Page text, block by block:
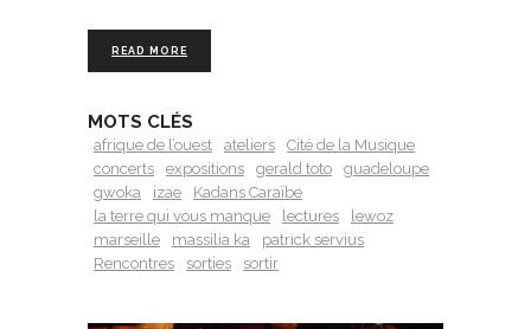
READ MORE
MOTS CLÉS
afrique de l’ouest ateliers
Cité de la Musique
concerts
expositions gerald toto
guadeloupe
gwoka
izae
Kadans Caraïbe
la terre qui vous manque
lectures
lewoz
marseille
massilia ka
patrick servius
Rencontres
sorties sortir